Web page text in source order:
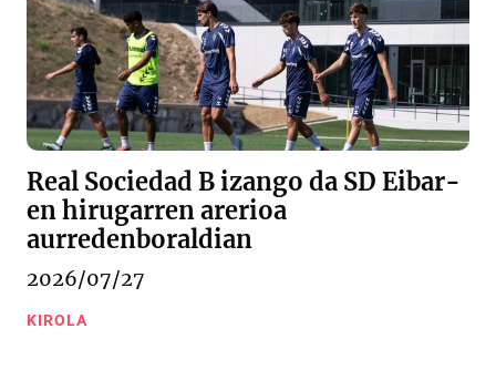
Real Sociedad B izango da SD Eibar-
en hirugarren arerioa
aurredenboraldian
2026/07/27
KIROLA